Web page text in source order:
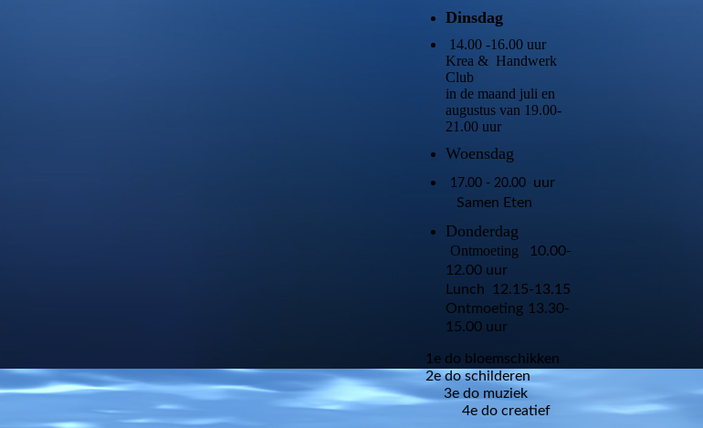
Dinsdag
14.00 -16.00 uur
Krea & Handwerk
Club
in de maand juli en
augustus van 19.00-
21.00 uur
Woensdag
17.00 - 20.00 uur
Samen Eten
Donderdag
Ontmoeting
10.00-
12.00 uur
Lunch 12.15-13.15
Ontmoeting 13.30-
15.00 uur
1e do bloemschikken
2e do schilderen
3e do muziek
4e do creatief